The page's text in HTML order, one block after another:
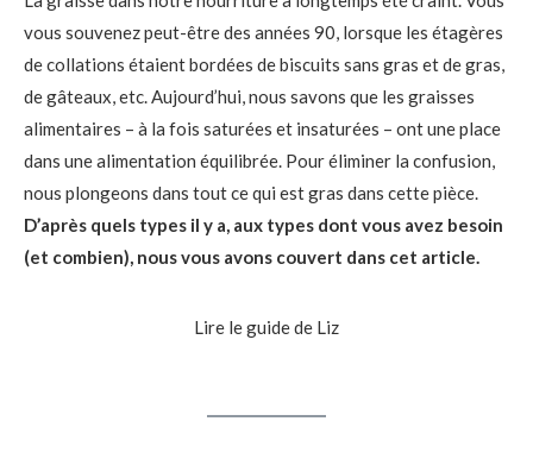
vous souvenez peut-être des années 90, lorsque les étagères
de collations étaient bordées de biscuits sans gras et de gras,
de gâteaux, etc. Aujourd’hui, nous savons que les graisses
alimentaires – à la fois saturées et insaturées – ont une place
dans une alimentation équilibrée. Pour éliminer la confusion,
nous plongeons dans tout ce qui est gras dans cette pièce.
D’après quels types il y a, aux types dont vous avez besoin
(et combien), nous vous avons couvert dans cet article.
Lire le guide de Liz